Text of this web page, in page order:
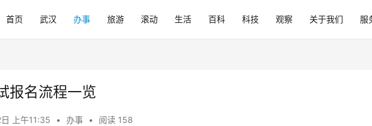
首页 武汉 办事 旅游 滚动 生活 百科 科技 观察 关于我们 服
报名流程一览
上午11:35 • 办事 • 阅读 158